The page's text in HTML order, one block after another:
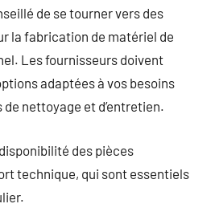
de se tourner vers des
la fabrication de matériel de
Les fournisseurs doivent
adaptées à vos besoins
nettoyage et d’entretien.
des pièces
technique, qui sont essentiels